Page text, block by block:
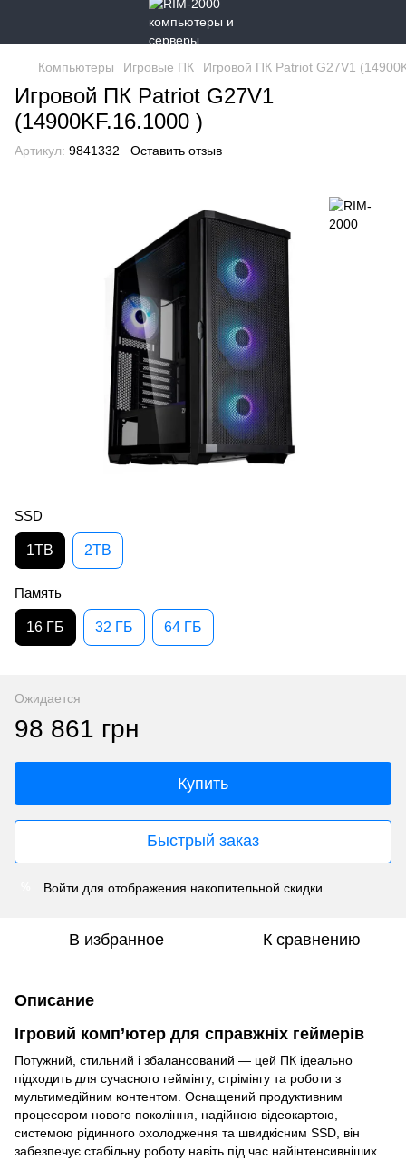
Компьютеры Игровые ПК Игровой ПК Patriot G27V1
Игровой ПК Patriot G27V1
(14900KF.16.1000 )
Артикул: 9841332 Оставить отзыв
SSD
1TB 2TB
Память
16 ГБ 32 ГБ 64 ГБ
Ожидается
98 861 грн
Купить
Быстрый заказ
Войти для отображения накопительной скидки
В избранное К сравнению
Описание
Ігровий комп’ютер для справжніх геймерів
Потужний, стильний і збалансований — цей ПК ідеально
підходить для сучасного геймінгу, стрімінгу та роботи з
мультимедійним контентом. Оснащений продуктивним
процесором нового покоління, надійною відеокартою,
системою рідинного охолодження та швидкісним SSD, він
забезпечує стабільну роботу навіть під час найінтенсивніших